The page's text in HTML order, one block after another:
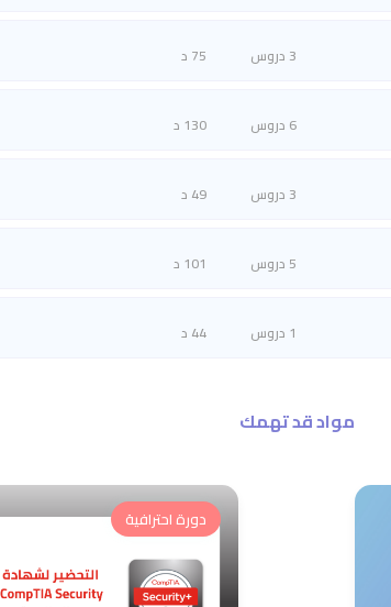
3 دروس 75 د
6 دروس 130 د
3 دروس 49 د
5 دروس 101 د
1 دروس 44 د
مواد قد تهمك
دورة احترافية